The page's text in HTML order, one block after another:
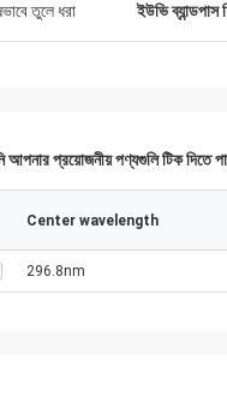
তুলে ধরা ইউভি
প্রয়োজনীয় পণ্যগুলি টিক দিতে
Center wavelength
296.8nm